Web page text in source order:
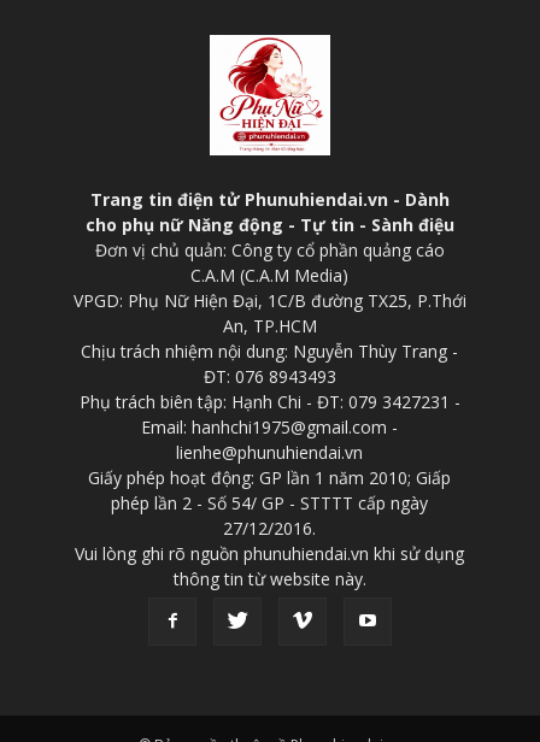
Trang tin điện tử Phunuhiendai.vn - Dành
cho phụ nữ Năng động - Tự tin - Sành điệu
Đơn vị chủ quản: Công ty cổ phần quảng cáo
C.A.M (C.A.M Media)
VPGD: Phụ Nữ Hiện Đại, 1C/B đường TX25, P.Thới
An, TP.HCM
Chịu trách nhiệm nội dung: Nguyễn Thùy Trang -
ĐT: 076 8943493
Phụ trách biên tập: Hạnh Chi - ĐT: 079 3427231 -
Email: hanhchi1975@gmail.com -
lienhe@phunuhiendai.vn
Giấy phép hoạt động: GP lần 1 năm 2010; Giấp
phép lần 2 - Số 54/ GP - STTTT cấp ngày
27/12/2016.
Vui lòng ghi rõ nguồn phunuhiendai.vn khi sử dụng
thông tin từ website này.